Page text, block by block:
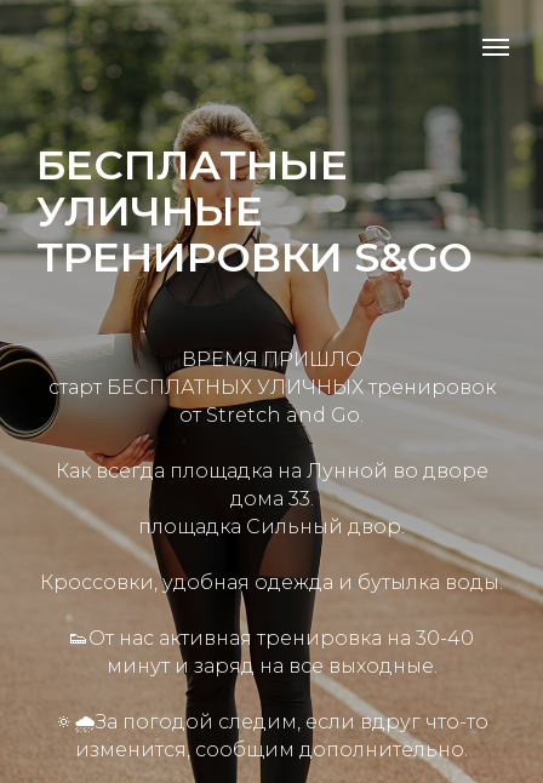
БЕСПЛАТНЫЕ
УЛИЧНЫЕ
ТРЕНИРОВКИ S&GO
ВРЕМЯ ПРИШЛО
старт БЕСПЛАТНЫХ УЛИЧНЫХ тренировок
от Stretch and Go.
Как всегда площадка на Лунной во дворе
дома 33.
площадка Сильный двор.
Кроссовки, удобная одежда и бутылка воды.
👟От нас активная тренировка на 30-40
минут и заряд на все выходные.
🔅🌧За погодой следим, если вдруг что-то
изменится, сообщим дополнительно.